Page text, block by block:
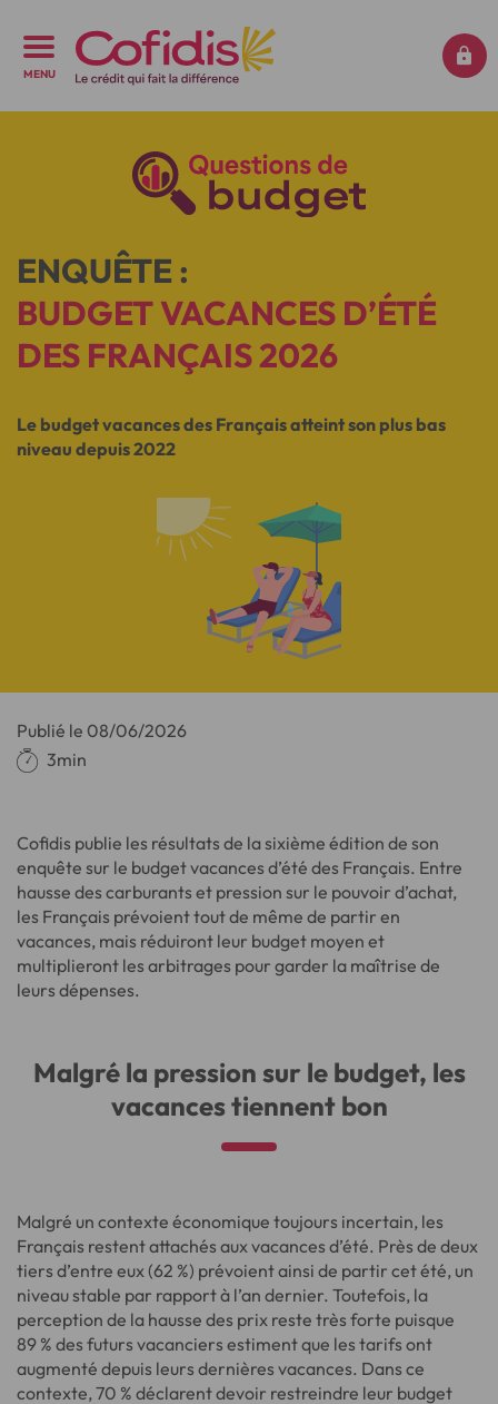
MENU
ENQUÊTE :
BUDGET VACANCES D’ÉTÉ
DES FRANÇAIS 2026
Le budget vacances des Français atteint son plus bas
niveau depuis 2022
Publié le 08/06/2026
3min
Cofidis publie les résultats de la sixième édition de son
enquête sur le budget vacances d’été des Français. Entre
hausse des carburants et pression sur le pouvoir d’achat,
les Français prévoient tout de même de partir en
vacances, mais réduiront leur budget moyen et
multiplieront les arbitrages pour garder la maîtrise de
leurs dépenses.
Malgré la pression sur le budget, les
vacances tiennent bon
Malgré un contexte économique toujours incertain, les
Français restent attachés aux vacances d’été. Près de deux
tiers d’entre eux (62 %) prévoient ainsi de partir cet été, un
niveau stable par rapport à l’an dernier. Toutefois, la
perception de la hausse des prix reste très forte puisque
89 % des futurs vacanciers estiment que les tarifs ont
augmenté depuis leurs dernières vacances. Dans ce
contexte, 70 % déclarent devoir restreindre leur budget